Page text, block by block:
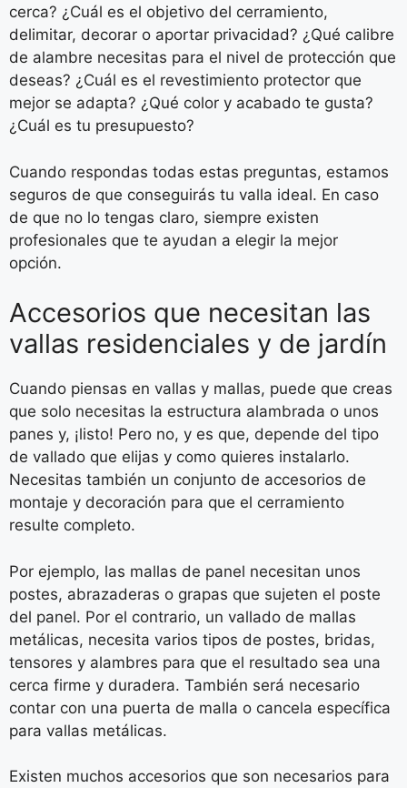
cerca? ¿Cuál es el objetivo del cerramiento,
delimitar, decorar o aportar privacidad? ¿Qué calibre
de alambre necesitas para el nivel de protección que
deseas? ¿Cuál es el revestimiento protector que
mejor se adapta? ¿Qué color y acabado te gusta?
¿Cuál es tu presupuesto?
Cuando respondas todas estas preguntas, estamos
seguros de que conseguirás tu valla ideal. En caso
de que no lo tengas claro, siempre existen
profesionales que te ayudan a elegir la mejor
opción.
Accesorios que necesitan las
vallas residenciales y de jardín
Cuando piensas en vallas y mallas, puede que creas
que solo necesitas la estructura alambrada o unos
panes y, ¡listo! Pero no, y es que, depende del tipo
de vallado que elijas y como quieres instalarlo.
Necesitas también un conjunto de accesorios de
montaje y decoración para que el cerramiento
resulte completo.
Por ejemplo, las mallas de panel necesitan unos
postes, abrazaderas o grapas que sujeten el poste
del panel. Por el contrario, un vallado de mallas
metálicas, necesita varios tipos de postes, bridas,
tensores y alambres para que el resultado sea una
cerca firme y duradera. También será necesario
contar con una puerta de malla o cancela específica
para vallas metálicas.
Existen muchos accesorios que son necesarios para